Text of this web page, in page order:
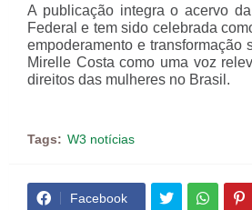
A publicação integra o acervo
Federal e tem sido celebrada
empoderamento e transformação
Mirelle Costa como uma voz
direitos das mulheres no Brasil.
Tags: W3 notícias
Facebook